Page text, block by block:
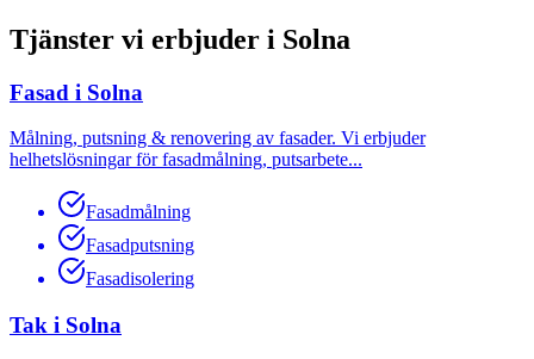
Tjänster vi erbjuder i Solna
Fasad i Solna
Målning, putsning & renovering av fasader. Vi erbjuder
helhetslösningar för fasadmålning, putsarbete...
Fasadmålning
Fasadputsning
Fasadisolering
Tak i Solna